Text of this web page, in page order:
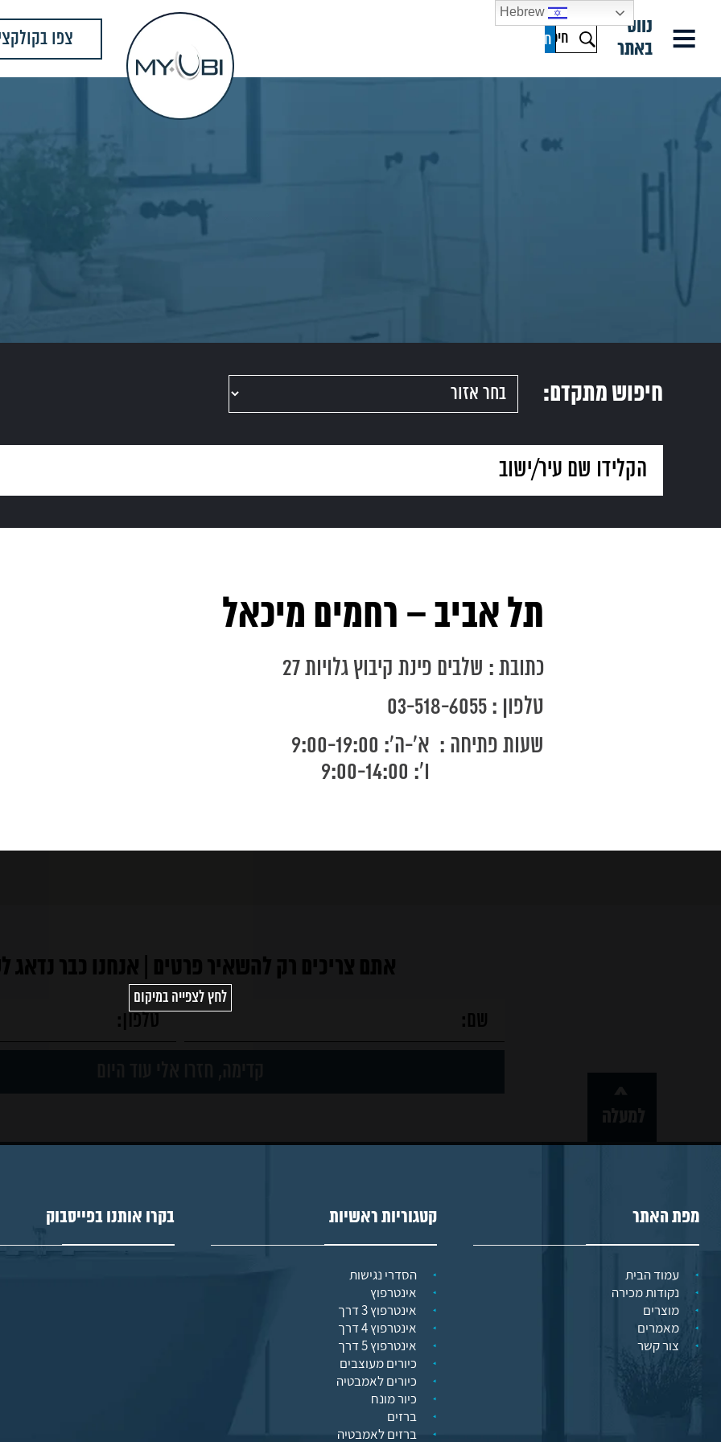
נווט
באתר
צפו
חיפוש מתקדם:
תל אביב – רחמים מיכאל
כתובת : שלבים פינת קיבוץ גלויות 27
טלפון : 03-518-6055
שעות פתיחה : א'-ה': 9:00-19:00
ו': 9:00-14:00
לחץ לצפייה במיקום
אתם צריכים רק להשאיר פרטים | אנחנו כבר נדאג
מפת האתר
עמוד הבית
נקודות מכירה
מוצרים
מאמרים
צור קשר
קטגוריות ראשיות
הסדרי נגישות
אינטרפוץ
אינטרפוץ 3 דרך
אינטרפוץ 4 דרך
אינטרפוץ 5 דרך
כיורים מעוצבים
כיורים לאמבטיה
כיור מונח
ברזים
ברזים לאמבטיה
בקרו אותנו בפייסבוק
Hebrew